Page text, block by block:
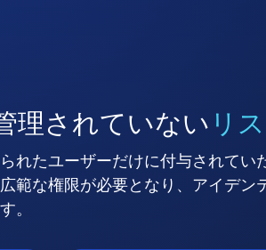
理されていない リ
れたユーザーだけに付与されてい
範な権限が必要となり、アイデン
。